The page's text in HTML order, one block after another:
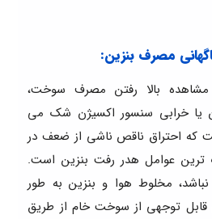
مصرف بنزین:
مشاهده بالا رفتن مصرف سوخت،
یا خرابی سنسور اکسیژن شک می
که احتراق ناقص ناشی از ضعف در
ترین عوامل هدر رفت بنزین است.
مخلوط هوا و بنزین به طور
توجهی از سوخت خام از طریق